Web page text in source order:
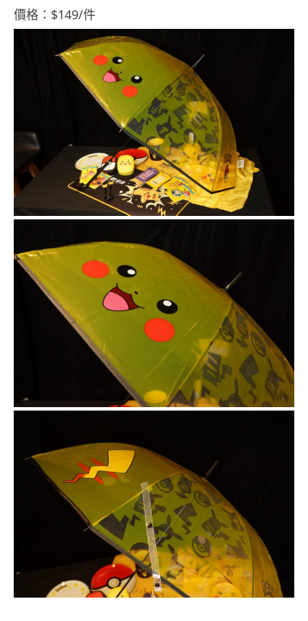
價格：$149/件